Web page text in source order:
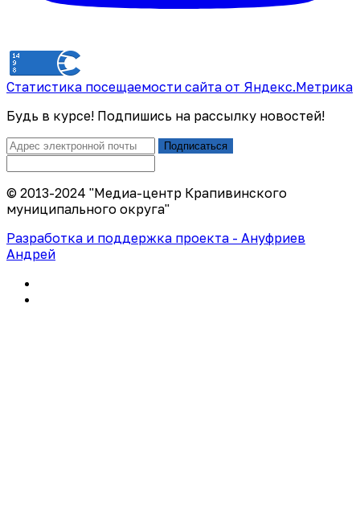
Статистика посещаемости сайта от Яндекс.Метрика
Будь в курсе! Подпишись на рассылку новостей!
Подписаться
© 2013-2024 "Медиа-центр Крапивинского
муниципального округа"
Разработка и поддержка проекта - Ануфриев
Андрей